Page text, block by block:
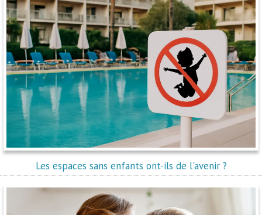
Les espaces sans enfants ont-ils de l'avenir ?